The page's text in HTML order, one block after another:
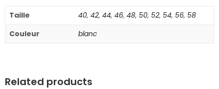
Taille 40, 42, 44, 46, 48, 50, 52, 54, 56, 58
Couleur
blanc
Related products